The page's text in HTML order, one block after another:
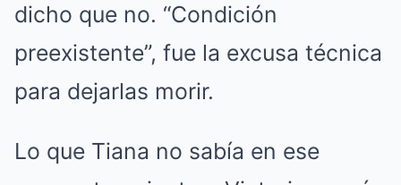
dicho que no. “Condición
preexistente”, fue la excusa técnica
para dejarlas morir.
Lo que Tiana no sabía en ese